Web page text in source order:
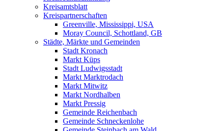
Kreisamtsblatt
Kreispartnerschaften
Greenville, Mississippi, USA
Moray Council, Schottland, GB
Städte, Märkte und Gemeinden
Stadt Kronach
Markt Küps
Stadt Ludwigsstadt
Markt Marktrodach
Markt Mitwitz
Markt Nordhalben
Markt Pressig
Gemeinde Reichenbach
Gemeinde Schneckenlohe